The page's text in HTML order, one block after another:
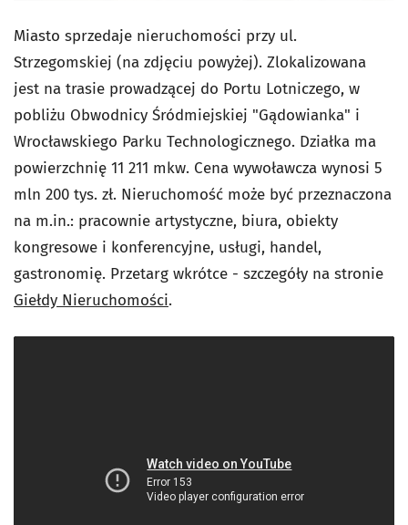
Miasto sprzedaje nieruchomości przy ul.
Strzegomskiej (na zdjęciu powyżej). Zlokalizowana
jest na trasie prowadzącej do Portu Lotniczego, w
pobliżu Obwodnicy Śródmiejskiej "Gądowianka" i
Wrocławskiego Parku Technologicznego. Działka ma
powierzchnię 11 211 mkw. Cena wywoławcza wynosi 5
mln 200 tys. zł. Nieruchomość może być przeznaczona
na m.in.: pracownie artystyczne, biura, obiekty
kongresowe i konferencyjne, usługi, handel,
gastronomię. Przetarg wkrótce - szczegóły na stronie
Giełdy Nieruchomości.